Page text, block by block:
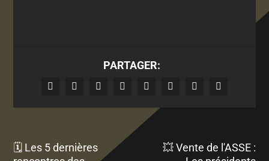
PARTAGER:
🗓 Les 5 dernières
💥 Vente de l'ASSE :